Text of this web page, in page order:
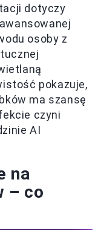
dotyczy
osoby z
pokazuje,
ma szansę
czyni
AI
na
– co